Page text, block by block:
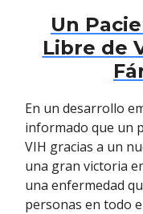
Un
Libre de
En un desarrollo
informado que un
VIH gracias a un
una gran victoria
una enfermedad
personas en todo